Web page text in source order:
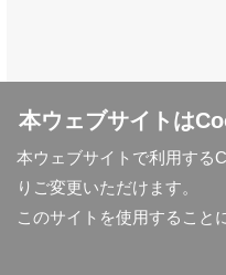
本ウェブサイトは
本ウェブサイトで利用する
りご変更いただけます。
このサイトを使用すること